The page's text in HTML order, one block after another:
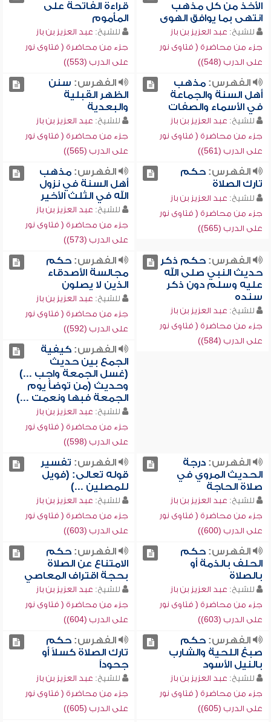
الأخذ من كل مذهب
انتهى بما يوافق الهوى
للشيخ: عبد العزيز بن باز
جزء من محاضرة ( فتاوى نور
على الدرب (548))
قراءة الفاتحة على
المأموم
للشيخ: عبد العزيز بن باز
جزء من محاضرة ( فتاوى نور
على الدرب (553))
الفهرس:مذهب
أهل السنة والجماعة
في الأسماء والصفات
للشيخ: عبد العزيز بن باز
جزء من محاضرة ( فتاوى نور
على الدرب (561))
الفهرس: سنن
الظهر القبلية
والبعدية
للشيخ: عبد العزيز بن باز
جزء من محاضرة ( فتاوى نور
على الدرب (565))
الفهرس:حكم
تارك الصلاة
للشيخ: عبد العزيز بن باز
جزء من محاضرة ( فتاوى نور
على الدرب (565))
الفهرس:مذهب
أهل السنة في نزول
الله في الثلث الأخير
للشيخ: عبد العزيز بن باز
جزء من محاضرة ( فتاوى نور
على الدرب (573))
الفهرس:حكم ذكر
حديث النبي صلى الله
عليه وسلم دون ذكر
سنده
للشيخ: عبد العزيز بن باز
جزء من محاضرة ( فتاوى نور
على الدرب (584))
الفهرس:حكم
مجالسة الأصدقاء
الذين لا يصلون
للشيخ: عبد العزيز بن باز
جزء من محاضرة ( فتاوى نور
على الدرب (592))
الفهرس:كيفية
الجمع بين حديث
(غسل الجمعة واجب ...)
وحديث (من توضأ يوم
الجمعة فبها ونعمت ...)
للشيخ: عبد العزيز بن باز
جزء من محاضرة ( فتاوى نور
على الدرب (598))
الفهرس:درجة
الحديث المروي في
صلاة الحاجة
للشيخ: عبد العزيز بن باز
جزء من محاضرة ( فتاوى نور
على الدرب (600))
الفهرس: تفسير
قوله تعالى: (فويل
للمصلين ...)
للشيخ: عبد العزيز بن باز
جزء من محاضرة ( فتاوى نور
على الدرب (603))
الفهرس:حكم
الحلف بالذمة أو
بالصلاة
للشيخ: عبد العزيز بن باز
جزء من محاضرة ( فتاوى نور
على الدرب (603))
الفهرس:حكم
الامتناع عن الصلاة
بحجة اقتراف المعاصي
للشيخ: عبد العزيز بن باز
جزء من محاضرة ( فتاوى نور
على الدرب (604))
الفهرس:حكم
صبغ اللحية والشارب
بالنيل الأسود
للشيخ: عبد العزيز بن باز
جزء من محاضرة ( فتاوى نور
على الدرب (605))
الفهرس:حكم
تارك الصلاة كسلاً أو
جحوداً
للشيخ: عبد العزيز بن باز
جزء من محاضرة ( فتاوى نور
على الدرب (605))